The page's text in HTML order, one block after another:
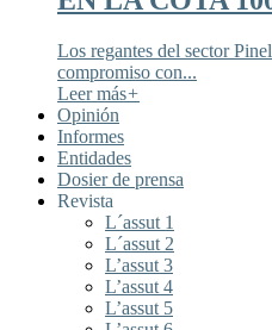
Los regantes del sector
compromiso con...
Leer más+
Opinión
Informes
Entidades
Dosier de prensa
Revista
L´assut 1
L´assut 2
L’assut 3
L’assut 4
L’assut 5